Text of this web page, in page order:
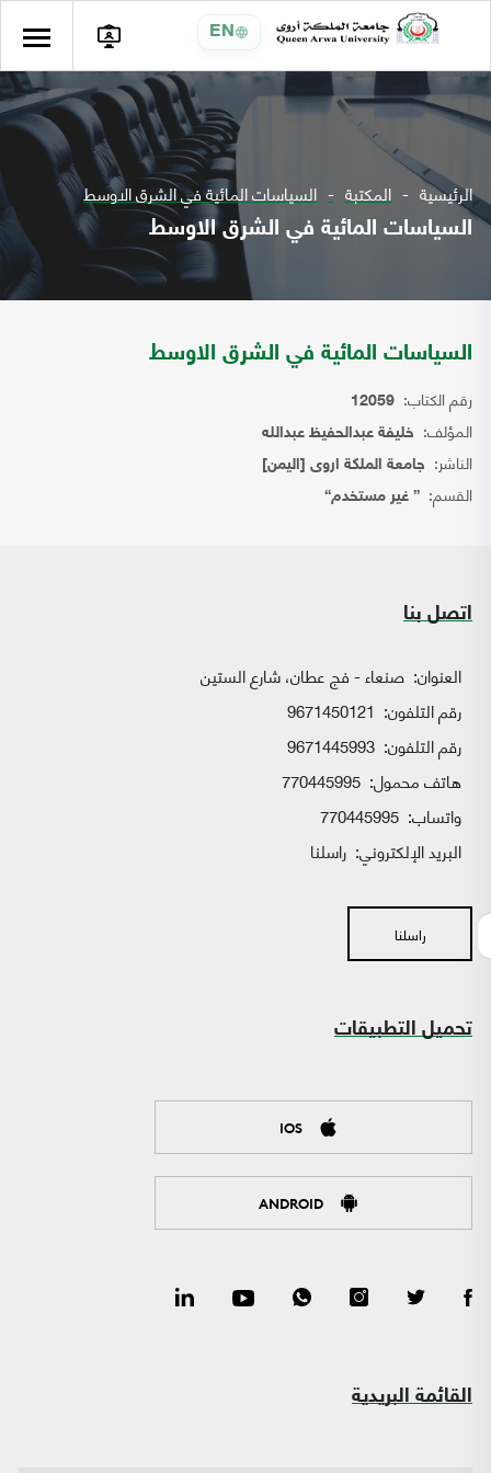
EN
الرئيسية المكتبة السياسات المائية في الشرق الاوسط
السياسات المائية في الشرق الاوسط
السياسات المائية في الشرق الاوسط
رقم الكتاب: 12059
المؤلف: خليفة عبدالحفيظ عبدالله
الناشر: جامعة الملكة اروى [اليمن]
القسم: { غير مستخدم}
اتصل بنا
العنوان: صنعاء - فج عطان، شارع الستين
رقم التلفون: 9671450121
رقم التلفون: 9671445993
هاتف محمول: 770445995
واتساب:
البريد الإلكتروني: راسلنا
راسلنا
تحميل التطبيقات
IOS
ANDROID
القائمة البريدية